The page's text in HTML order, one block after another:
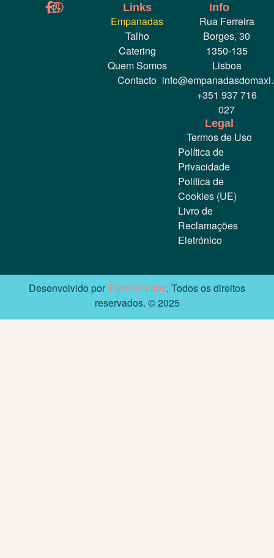
Links
Empanadas
Talho
Catering
Quem Somos
Contacto
Info
Rua Ferreira
Borges, 30
1350-135
Lisboa
+351 937 716
027
Legal
Termos de Uso
Política de
Privacidade
Política de
Cookies (UE)
Livro de
Reclamações
Eletrónico
Desenvolvido porTurn On Labs. Todos os direitos
reservados. © 2025